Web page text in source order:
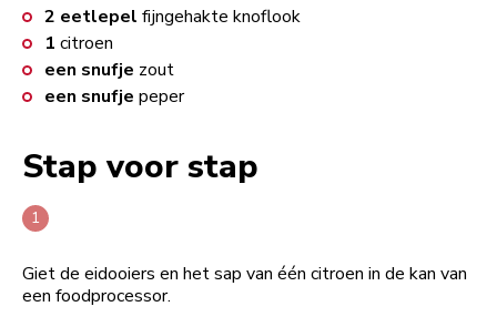
2 eetlepel fijngehakte knoflook
1 citroen
een snufje zout
een snufje peper
Stap voor stap
Giet de eidooiers en het sap van één citroen in de kan van
een foodprocessor.